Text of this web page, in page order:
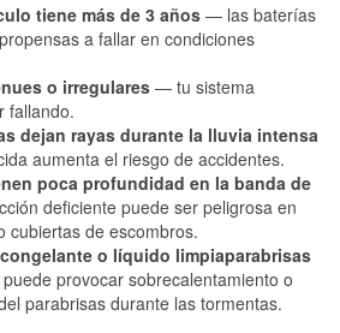
tiene más de 3 años — las baterías
a fallar en condiciones
o irregulares — tu sistema
fallando.
dejan rayas durante la lluvia intensa
aumenta el riesgo de accidentes.
poca profundidad en la banda de
deficiente puede ser peligrosa en
cubiertas de escombros.
o líquido limpiaparabrisas
provocar sobrecalentamiento o
parabrisas durante las tormentas.